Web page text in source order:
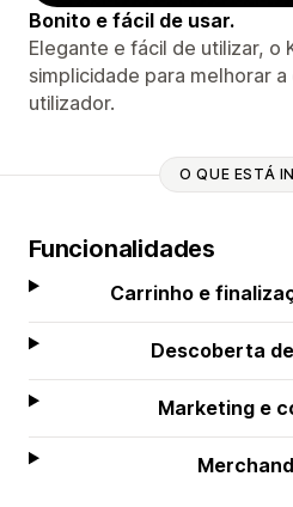
Bonito e fácil de usar.
Elegante e fácil de utilizar, o
simplicidade para melhorar
utilizador.
O QUE ESTÁ
Funcionalidades
Carrinho e
Descoberta
Marketing e